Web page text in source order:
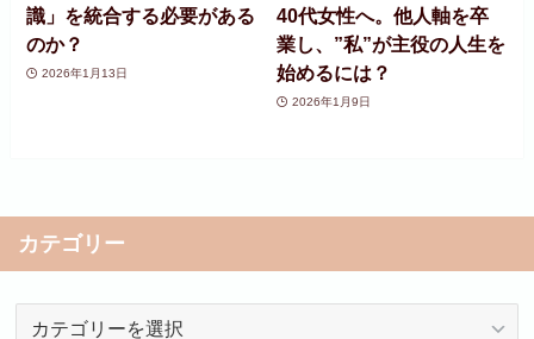
識」を統合する必要がある
のか？
2026年1月13日
40代女性へ。他人軸を卒
業し、”私”が主役の人生を
始めるには？
2026年1月9日
カテゴリー